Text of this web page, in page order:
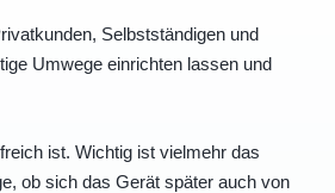
Selbstständigen und
Umwege einrichten lassen und
ist. Wichtig ist vielmehr das
ob sich das Gerät später auch von